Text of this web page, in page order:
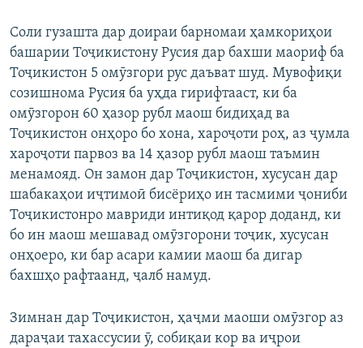
Соли гузашта дар доираи барномаи ҳамкориҳои
башарии Тоҷикистону Русия дар бахши маориф ба
Тоҷикистон 5 омӯзгори рус даъват шуд. Мувофиқи
созишнома Русия ба уҳда гирифтааст, ки ба
омӯзгорон 60 ҳазор рубл маош бидиҳад ва
Тоҷикистон онҳоро бо хона, хароҷоти роҳ, аз ҷумла
хароҷоти парвоз ва 14 ҳазор рубл маош таъмин
менамояд. Он замон дар Тоҷикистон, хусусан дар
шабакаҳои иҷтимоӣ бисёриҳо ин тасмими ҷониби
Тоҷикистонро мавриди интиқод қарор доданд, ки
бо ин маош мешавад омӯзгорони тоҷик, хусусан
онҳоеро, ки бар асари камии маош ба дигар
бахшҳо рафтаанд, ҷалб намуд.
Зимнан дар Тоҷикистон, ҳаҷми маоши омӯзгор аз
дараҷаи тахассусии ӯ, собиқаи кор ва иҷрои